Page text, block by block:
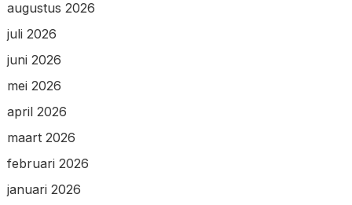
augustus 2026
juli 2026
juni 2026
mei 2026
april 2026
maart 2026
februari 2026
januari 2026